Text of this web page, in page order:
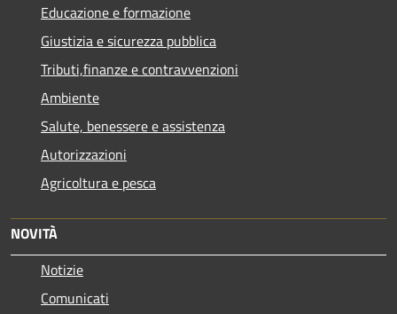
Educazione e formazione
Giustizia e sicurezza pubblica
Tributi,finanze e contravvenzioni
Ambiente
Salute, benessere e assistenza
Autorizzazioni
Agricoltura e pesca
NOVITÀ
Notizie
Comunicati